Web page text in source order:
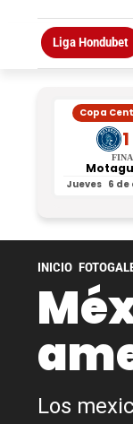
Liga Hondubet
Copa
Jueves 6
INICIO
Los